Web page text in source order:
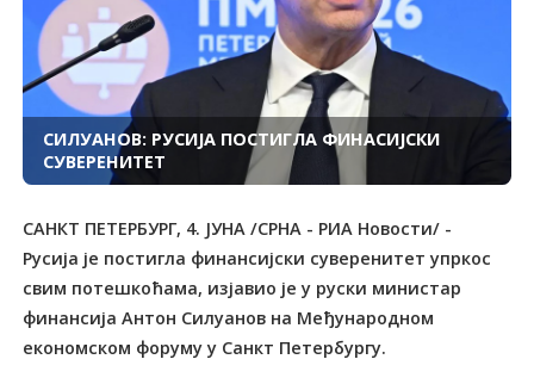
СИЛУАНОВ: РУСИЈА ПОСТИГЛА ФИНАСИЈСКИ
СУВЕРЕНИТЕТ
САНКТ ПЕТЕРБУРГ, 4. ЈУНА /СРНА - РИА Новости/ -
Русија је постигла финансијски суверенитет упркос
свим потешкоћама, изјавио је у руски министар
финансија Антон Силуанов на Међународном
економском форуму у Санкт Петербургу.